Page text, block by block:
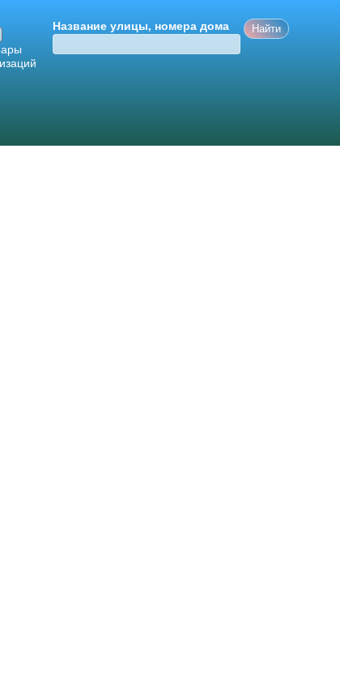
Название улицы, номера дома